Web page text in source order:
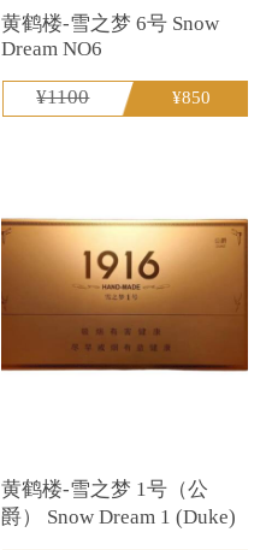
黄鹤楼-雪之梦 6号 Snow
Dream NO6
¥1100 ¥850
黄鹤楼-雪之梦 1号（公
爵） Snow Dream 1 (Duke)